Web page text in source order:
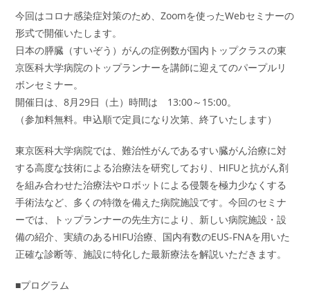
今回はコロナ感染症対策のため、Zoomを使ったWebセミナーの
形式で開催いたします。
日本の膵臓（すいぞう）がんの症例数が国内トップクラスの東
京医科大学病院のトップランナーを講師に迎えてのパープルリ
ボンセミナー。
開催日は、8月29日（土）時間は 13:00～15:00。
（参加料無料。申込順で定員になり次第、終了いたします）
東京医科大学病院では、難治性がんであるすい臓がん治療に対
する高度な技術による治療法を研究しており、HIFUと抗がん剤
を組み合わせた治療法やロボットによる侵襲を極力少なくする
手術法など、多くの特徴を備えた病院施設です。今回のセミナ
ーでは、トップランナーの先生方により、新しい病院施設・設
備の紹介、実績のあるHIFU治療、国内有数のEUS-FNAを用いた
正確な診断等、施設に特化した最新療法を解説いただきます。
■プログラム